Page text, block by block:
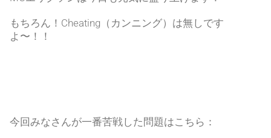
もちろん！Cheating（カンニング）は無しです
よ〜！！
今回みなさんが一番苦戦した問題はこちら：